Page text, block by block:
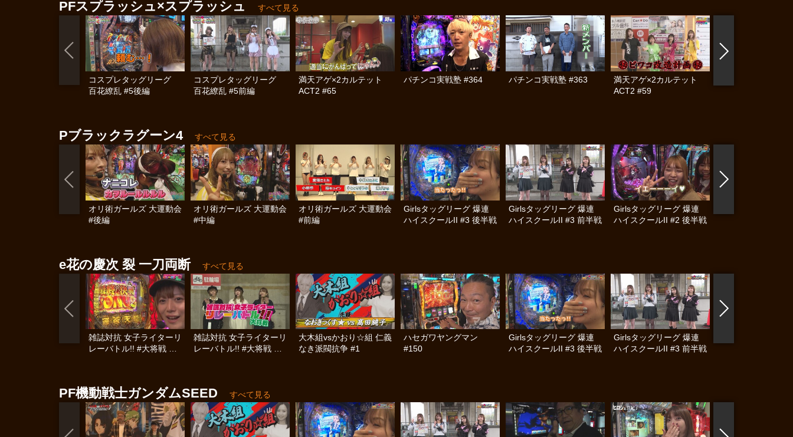
PFスプラッシュ×スプラッシュ すべて見る
コスプレタッグリーグ
百花繚乱 #5後編
コスプレタッグリーグ
百花繚乱 #5前編
満天アゲ×2カルテット
ACT2 #65
パチンコ実戦塾 #364 パチンコ実戦塾 #363
満天アゲ×2カルテット
ACT2 #59
Pブラックラグーン4 すべて見る
オリ術ガールズ 大運動会
#後編
オリ術ガールズ 大運動会
#中編
オリ術ガールズ 大運動会
#前編
Girlsタッグリーグ 爆連
ハイスクールII #3 後半戦
Girlsタッグリーグ 爆連
ハイスクールII #3 前半戦
Girlsタッグリーグ 爆連
ハイスクールII #2 後半戦
e花の慶次 裂 一刀両断 すべて見る
雑誌対抗 女子ライターリ
レーバトル!! #大将戦 後
雑誌対抗 女子ライターリ
レーバトル!! #大将戦 前
大木組vsかおり☆組 仁義
なき派閥抗争 #1
ハセガワヤングマン
#150
Girlsタッグリーグ 爆連
ハイスクールII #3 後半戦
Girlsタッグリーグ 爆連
ハイスクールII #3 前半戦
PF機動戦士ガンダムSEED すべて見る